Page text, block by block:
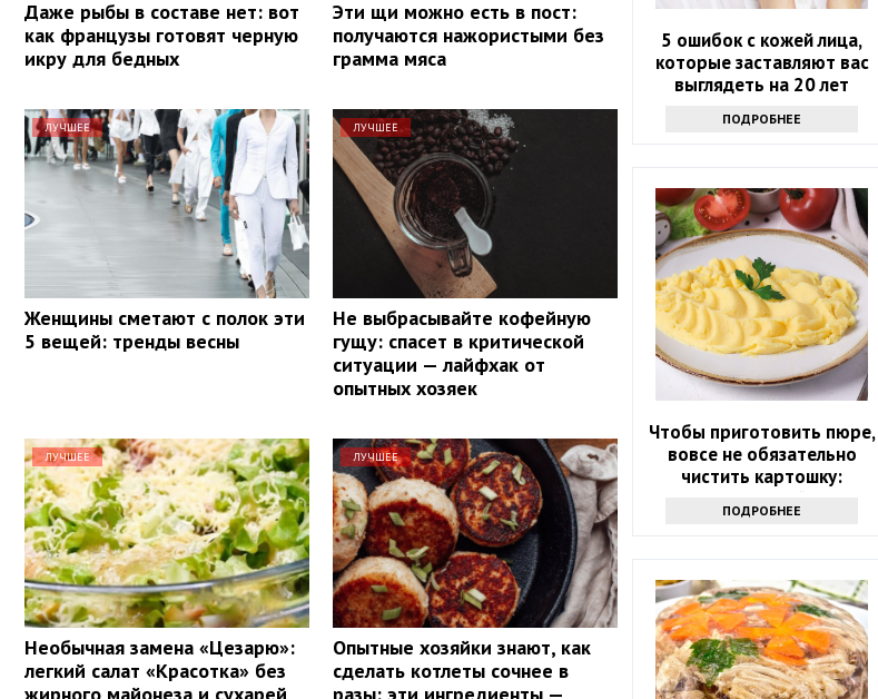
Даже рыбы в составе нет: вот
как французы готовят черную
икру для бедных
Эти щи можно есть в пост:
получаются нажористыми без
грамма мяса
ЛУЧШЕЕ
Женщины сметают с полок эти
5 вещей: тренды весны
ЛУЧШЕЕ
Не выбрасывайте кофейную
гущу: спасет в критической
ситуации — лайфхак от
опытных хозяек
ЛУЧШЕЕ
Необычная замена «Цезарю»:
легкий салат «Красотка» без
жирного майонеза и сухарей
ЛУЧШЕЕ
Опытные хозяйки знают, как
сделать котлеты сочнее в
разы: эти ингредиенты —
5 ошибок с кожей лица,
которые заставляют вас
выглядеть на 20 лет
ПОДРОБНЕЕ
Чтобы приготовить пюре,
вовсе не обязательно
чистить картошку:
раскрыт топовый секрет
ПОДРОБНЕЕ